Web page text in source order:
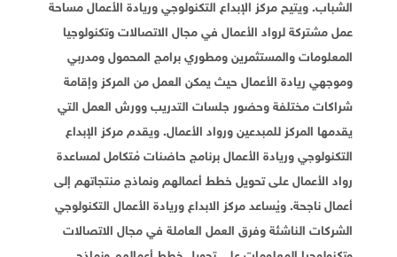
الشباب. ويتيح مركز الإبداع التكنولوجي وريادة الأعمال مساحة
عمل مشتركة لرواد الأعمال في مجال الاتصالات وتكنولوجيا
المعلومات والمستثمرين ومطوري برامج المحمول ومدربي
وموجهي ريادة الأعمال حيث يمكن العمل من المركز وإقامة
شراكات مختلفة وحضور جلسات التدريب وورش العمل التي
يقدمها المركز للمبدعين ورواد الأعمال. ويقدم مركز الإبداع
التكنولوجي وريادة الأعمال برنامج حاضنات مُتكامل لمساعدة
رواد الأعمال على تحويل خطط أعمالهم ونماذج منتجاتهم إلى
أعمال ناجحة. ويُساعد مركز الابداع وريادة الأعمال التكنولوجي
الشركات الناشئة وفرق العمل العاملة في مجال الاتصالات